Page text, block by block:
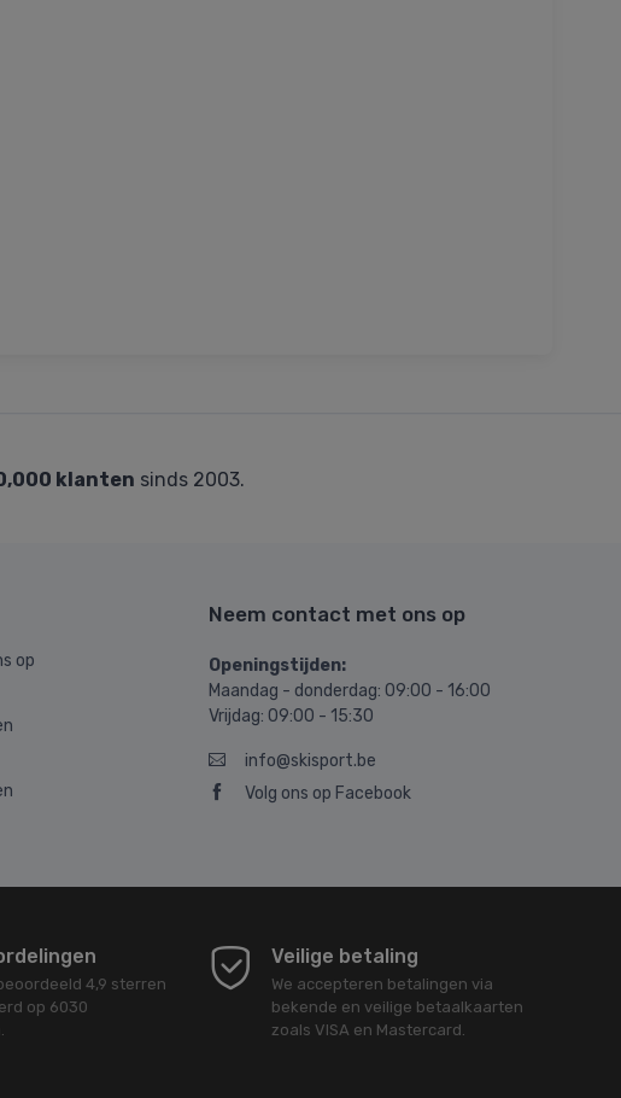
klanten sinds 2003.
op
Neem contact met ons op
Openingstijden:
Maandag - donderdag: 09:00 - 16:00
Vrijdag: 09:00 - 15:30
info@skisport.be
Volg ons op Facebook
4,9 sterren
op 6030
Veilige betaling
We accepteren betalingen via
bekende en veilige betaalkaarten
zoals VISA en Mastercard.